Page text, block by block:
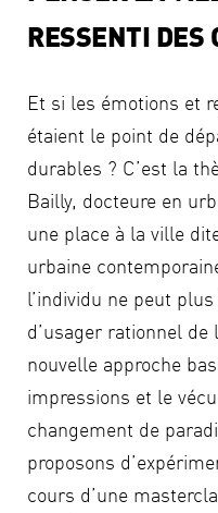
RESSENTI DES
Et si les émotions et
étaient le point de
durables ? C’est la
Bailly, docteure en
une place à la ville
urbaine
l’individu ne peut
d’usager rationnel
nouvelle approche
impressions et le
changement de
proposons
cours d’une